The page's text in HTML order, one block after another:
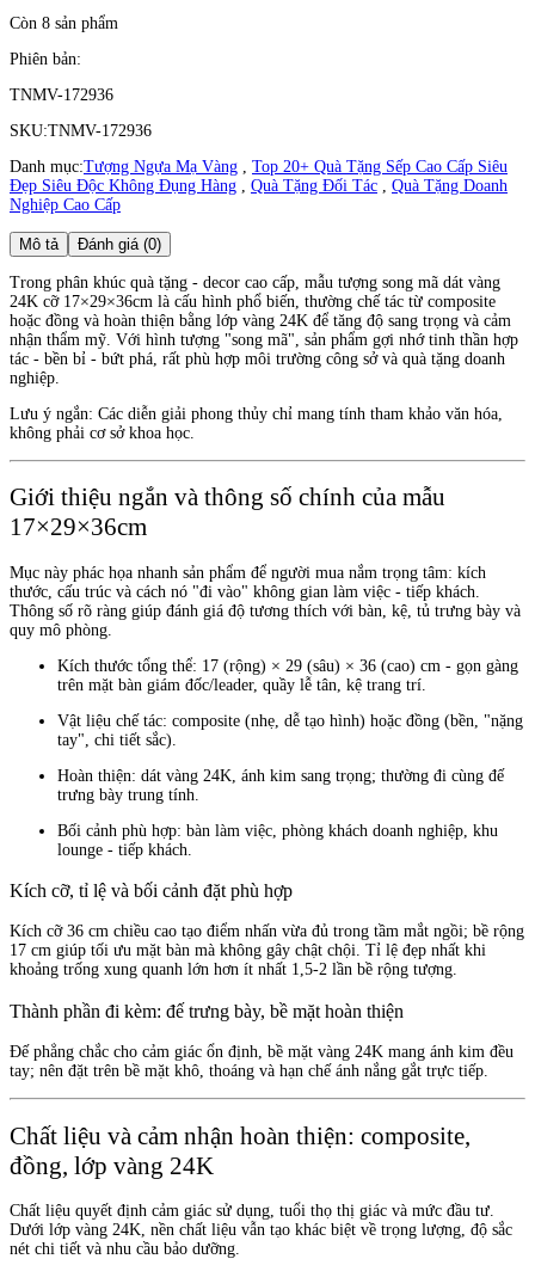
Còn 8 sản phẩm
Phiên bản:
TNMV-172936
SKU:TNMV-172936
Danh mục:Tượng Ngựa Mạ Vàng
Top 20+ Quà Tặng Sếp Cao Cấp Siêu
Đẹp Siêu Độc Không Đụng Hàng
Quà Tặng Đối Tác
Quà Tặng Doanh
Nghiệp Cao Cấp
Mô tả Đánh giá (0)
Trong phân khúc quà tặng - decor cao cấp, mẫu tượng song mã dát vàng
24K cỡ 17×29×36cm là cấu hình phổ biến, thường chế tác từ composite
hoặc đồng và hoàn thiện bằng lớp vàng 24K để tăng độ sang trọng và cảm
nhận thẩm mỹ. Với hình tượng "song mã", sản phẩm gợi nhớ tinh thần hợp
tác - bền bỉ - bứt phá, rất phù hợp môi trường công sở và quà tặng doanh
nghiệp.
Lưu ý ngắn: Các diễn giải phong thủy chỉ mang tính tham khảo văn hóa,
không phải cơ sở khoa học.
Giới thiệu ngắn và thông số chính của mẫu
17×29×36cm
Mục này phác họa nhanh sản phẩm để người mua nắm trọng tâm: kích
thước, cấu trúc và cách nó "đi vào" không gian làm việc - tiếp khách.
Thông số rõ ràng giúp đánh giá độ tương thích với bàn, kệ, tủ trưng bày và
quy mô phòng.
Kích thước tổng thể: 17 (rộng) × 29 (sâu) × 36 (cao) cm - gọn gàng
trên mặt bàn giám đốc/leader, quầy lễ tân, kệ trang trí.
Vật liệu chế tác: composite (nhẹ, dễ tạo hình) hoặc đồng (bền, "nặng
tay", chi tiết sắc).
Hoàn thiện: dát vàng 24K, ánh kim sang trọng; thường đi cùng đế
trưng bày trung tính.
Bối cảnh phù hợp: bàn làm việc, phòng khách doanh nghiệp, khu
lounge - tiếp khách.
Kích cỡ, tỉ lệ và bối cảnh đặt phù hợp
Kích cỡ 36 cm chiều cao tạo điểm nhấn vừa đủ trong tầm mắt ngồi; bề rộng
17 cm giúp tối ưu mặt bàn mà không gây chật chội. Tỉ lệ đẹp nhất khi
khoảng trống xung quanh lớn hơn ít nhất 1,5-2 lần bề rộng tượng.
Thành phần đi kèm: đế trưng bày, bề mặt hoàn thiện
Đế phẳng chắc cho cảm giác ổn định, bề mặt vàng 24K mang ánh kim đều
tay; nên đặt trên bề mặt khô, thoáng và hạn chế ánh nắng gắt trực tiếp.
Chất liệu và cảm nhận hoàn thiện: composite,
đồng, lớp vàng 24K
Chất liệu quyết định cảm giác sử dụng, tuổi thọ thị giác và mức đầu tư.
Dưới lớp vàng 24K, nền chất liệu vẫn tạo khác biệt về trọng lượng, độ sắc
nét chi tiết và nhu cầu bảo dưỡng.